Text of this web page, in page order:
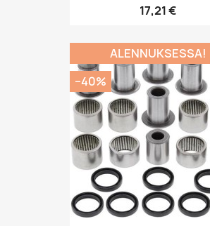
17,21 €
ALENNUKSESSA!
−40%